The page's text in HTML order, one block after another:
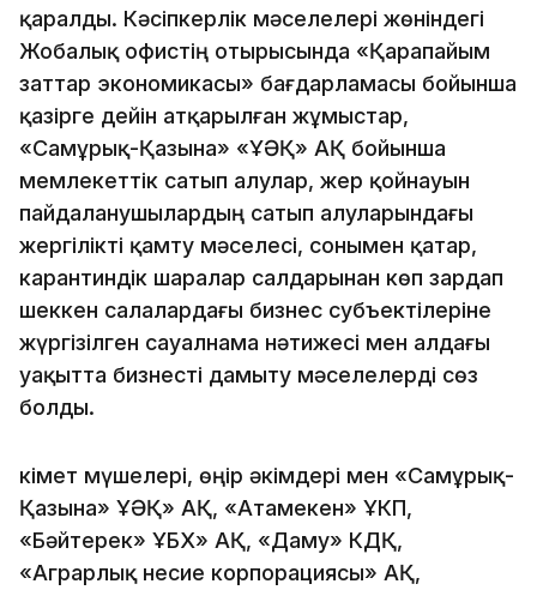
қаралды. Кәсіпкерлік мәселелері жөніндегі
Жобалық офистің отырысында «Қарапайым
заттар экономикасы» бағдарламасы бойынша
қазірге дейін атқарылған жұмыстар,
«Самұрық-Қазына» «ҰӘҚ» АҚ бойынша
мемлекеттік сатып алулар, жер қойнауын
пайдаланушылардың сатып алуларындағы
жергілікті қамту мәселесі, сонымен қатар,
карантиндік шаралар салдарынан көп зардап
шеккен салалардағы бизнес субъектілеріне
жүргізілген сауалнама нәтижесі мен алдағы
уақытта бизнесті дамыту мәселелерді сөз
болды.
Үкімет мүшелері, өңір әкімдері мен «Самұрық-
Қазына» ҰӘҚ» АҚ, «Атамекен» ҰКП,
«Бәйтерек» ҰБХ» АҚ, «Даму» КДҚ,
«Аграрлық несие корпорациясы» АҚ,